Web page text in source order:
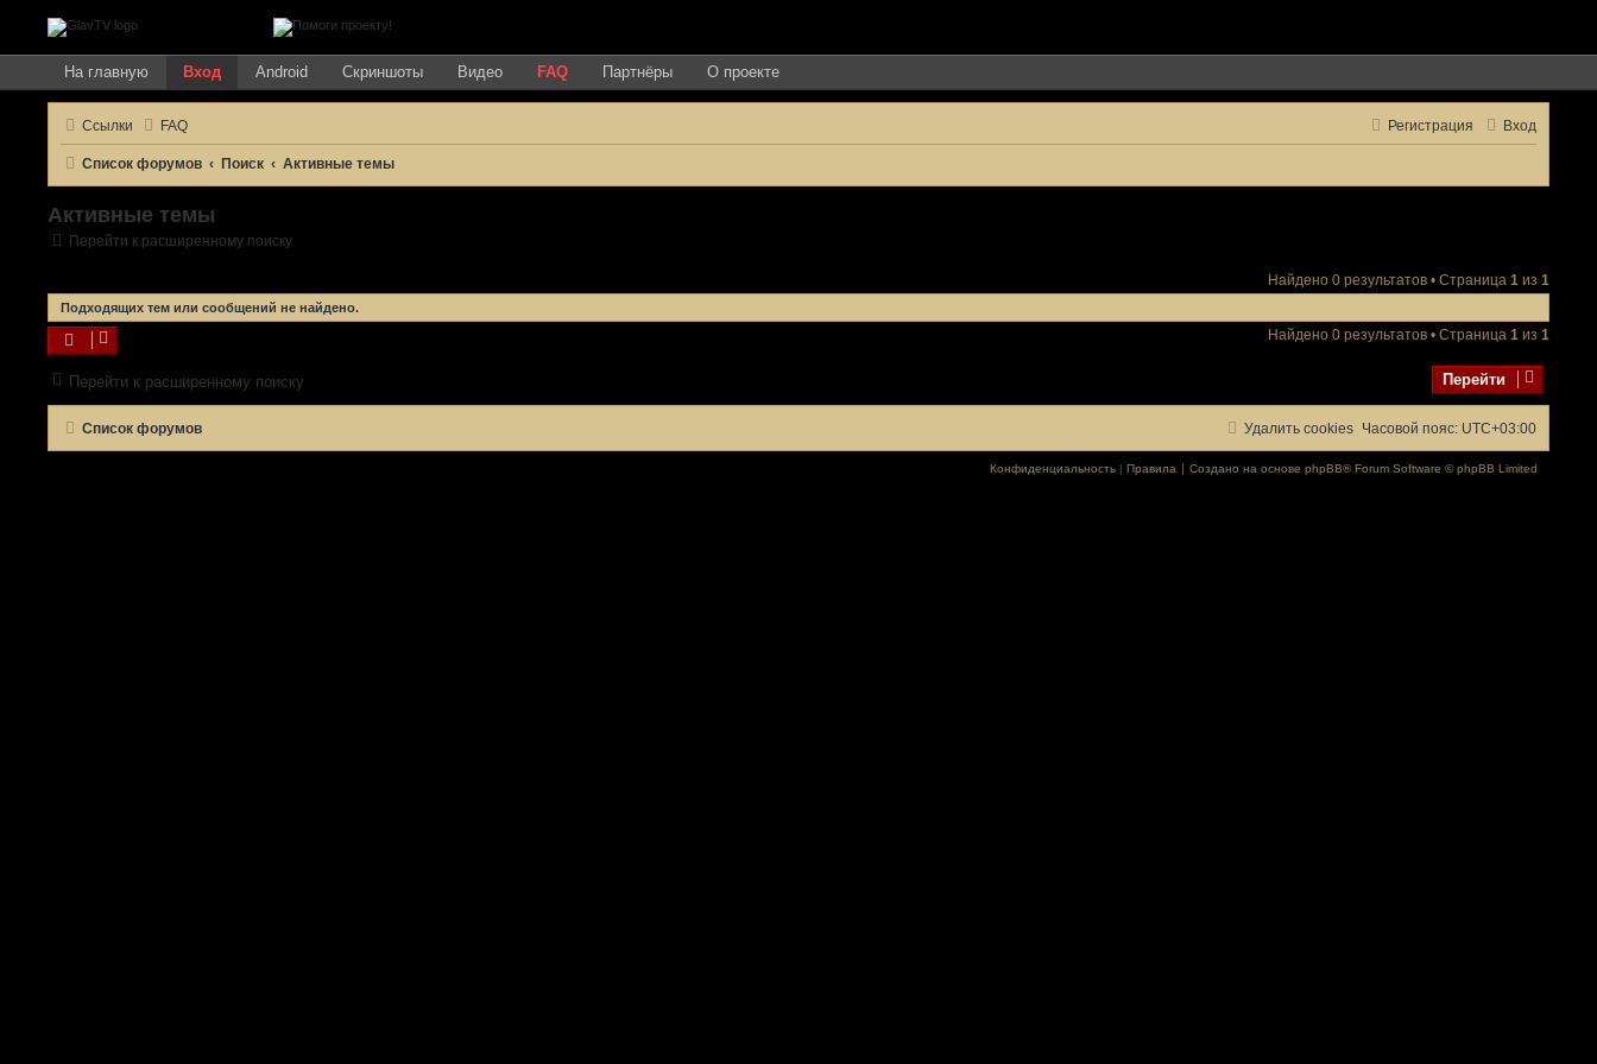
На главную Вход Android Скриншоты Видео FAQ Партнёры О проекте
Ссылки FAQ Вход
Регистрация
Список форумов Поиск Активные темы
Активные темы
Перейти к расширенному поиску
Найдено 0 результатов • Страница 1 из 1
Подходящих тем или сообщений не найдено.
Найдено 0 результатов • Страница 1 из 1
Перейти к расширенному поиску Перейти
Список форумов Часовой пояс: UTC+03:00
Удалить cookies
Создано на основе phpBB® Forum Software © phpBB Limited
Конфиденциальность | Правила